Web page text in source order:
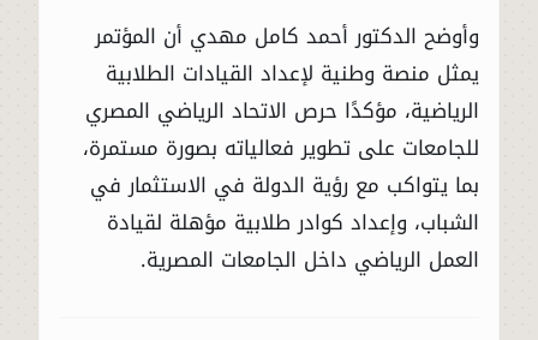
وأوضح الدكتور أحمد كامل مهدي أن المؤتمر
يمثل منصة وطنية لإعداد القيادات الطلابية
الرياضية، مؤكدًا حرص الاتحاد الرياضي المصري
للجامعات على تطوير فعالياته بصورة مستمرة،
بما يتواكب مع رؤية الدولة في الاستثمار في
الشباب، وإعداد كوادر طلابية مؤهلة لقيادة
العمل الرياضي داخل الجامعات المصرية.